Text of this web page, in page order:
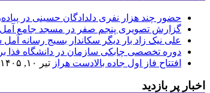
حضور چند هزار نفری دلدادگان حسینی در
گزارش تصویری پنجم صفر در مسجد جامع آمل
علی نیک زاد بار دیگر سکاندار بسیج رسانه
دوره تخصصی چابکی سازمان در دانشگاه فذا
افتتاح فاز اول جاده بالادست هراز تیر ۱۰, ۱۴۰۵
اخبار پر بازدید